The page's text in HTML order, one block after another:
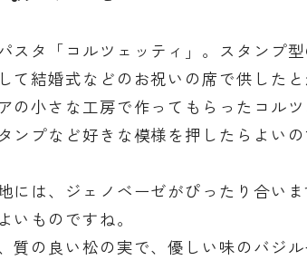
スタ「コルツェッティ」。スタンプ型
て結婚式などのお祝いの席で供したと
の小さな工房で作ってもらったコルツ
ンプなど好きな模様を押したらよいの
には、ジェノベーゼがぴったり合いま
いものですね。
質の良い松の実で、優しい味のバジル